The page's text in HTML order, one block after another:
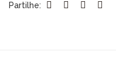
Partilhe: